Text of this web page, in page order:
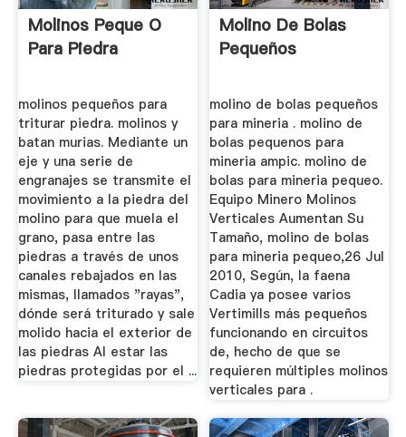
Molinos Peque O
Para Piedra
molinos pequeños para
triturar piedra. molinos y
batan murias. Mediante un
eje y una serie de
engranajes se transmite el
movimiento a la piedra del
molino para que muela el
grano, pasa entre las
piedras a través de unos
canales rebajados en las
mismas, llamados "rayas",
dónde será triturado y sale
molido hacia el exterior de
las piedras Al estar las
piedras protegidas por el ...
Molino De Bolas
Pequeños
molino de bolas pequeños
para mineria . molino de
bolas pequenos para
mineria ampic. molino de
bolas para mineria pequeo.
Equipo Minero Molinos
Verticales Aumentan Su
Tamaño, molino de bolas
para mineria pequeo,26 Jul
2010, Según, la faena
Cadia ya posee varios
Vertimills más pequeños
funcionando en circuitos
de, hecho de que se
requieren múltiples molinos
verticales para .